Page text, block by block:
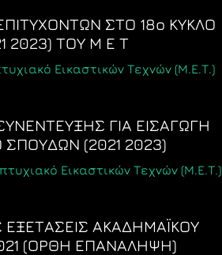
ΣΤΟ 18ο ΚΥΚΛΟ
2023) ΤΟΥ Μ Ε Τ
Εικαστικών Τεχνών (Μ.Ε.Τ.)
ΓΙΑ ΕΙΣΑΓΩΓΗ
ΣΠΟΥΔΩΝ (2021 2023)
Εικαστικών Τεχνών (Μ.Ε.Τ.)
ΕΞΕΤΑΣΕΙΣ ΑΚΑΔΗΜΑΪΚΟΥ
(ΟΡΘΗ ΕΠΑΝΑΛΗΨΗ)